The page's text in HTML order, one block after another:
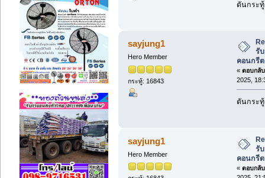
ดันกระ
sayjung1
Hero Member
กระทู้: 16843
รับ
คอนกรีต
« ตอบกลั
2025,
ดันกระ
sayjung1
Hero Member
รับ
คอนกรีต
« ตอบกลั